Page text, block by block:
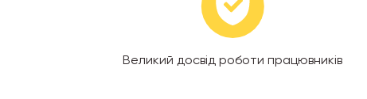
Великий досвід роботи працювників